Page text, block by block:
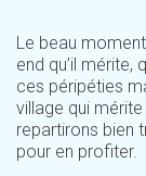
Le beau
end qu’il
ces péripéties
village qui
repartirons bien
pour en profiter.